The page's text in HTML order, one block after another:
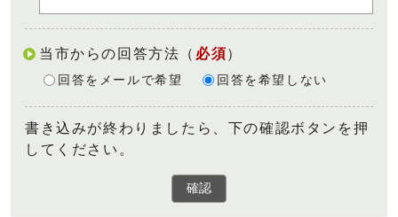
当市からの回答方法 （ 必須）
回答をメールで希望 回答を希望しない
書き込みが終わりましたら、下の確認ボタンを押
してください。
確認